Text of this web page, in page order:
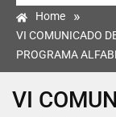
Home »
VI COMUNICADO
PROGRAMA
VI